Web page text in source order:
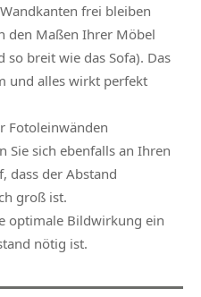
frei bleiben
den Maßen Ihrer Möbel
so breit wie das Sofa). Das
und alles wirkt perfekt
Fotoleinwänden
Sie sich ebenfalls an Ihren
dass der Abstand
groß ist.
optimale Bildwirkung ein
nötig ist.